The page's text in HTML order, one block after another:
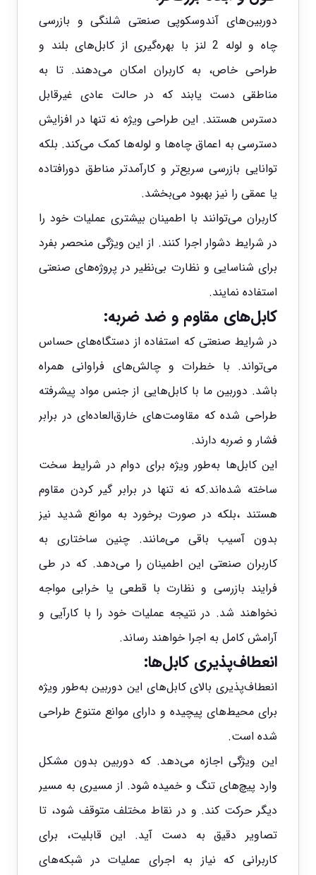
دوربین‌های آندوسکوپی صنعتی شلنگی و بازرسی
چاه و لوله 2 لنز با بهره‌گیری از کابل‌های بلند و
طراحی خاص، به کاربران امکان می‌دهند. تا به
مناطقی دست یابند که در حالت عادی غیرقابل
دسترس هستند. این طراحی ویژه نه تنها در افزایش
دسترسی به اعماق چاه‌ها و لوله‌ها کمک می‌کند. بلکه
توانایی بازرسی سریع‌تر و کارآمدتر مناطق دورافتاده
یا عمقی را نیز بهبود می‌بخشد.
کاربران می‌توانند با اطمینان بیشتری عملیات خود را
در شرایط دشوار اجرا کنند. از این ویژگی منحصر بفرد
برای شناسایی و نظارت بی‌نظیر در پروژه‌های صنعتی
استفاده نمایند.
کابل‌های مقاوم و ضد ضربه:
در شرایط صنعتی که استفاده از دستگاه‌های حساس
می‌تواند. با خطرات و چالش‌های فراوانی همراه
باشد. دوربین ما با کابل‌هایی از جنس مواد پیشرفته
طراحی شده که مقاومت‌های خارق‌العاده‌ای در برابر
فشار و ضربه دارند.
این کابل‌ها به‌طور ویژه برای دوام در شرایط سخت
ساخته شده‌اند.که نه تنها در برابر گیر کردن مقاوم
هستند ،بلکه در صورت برخورد به موانع شدید نیز
بدون آسیب باقی می‌مانند. چنین ساختاری به
کاربران صنعتی این اطمینان را می‌دهد. که در طی
فرایند بازرسی و نظارت با قطعی یا خرابی مواجه
نخواهند شد. در نتیجه عملیات خود را با کارآیی و
آرامش کامل به اجرا خواهند رساند.
انعطاف‌پذیری کابل‌ها:
انعطاف‌پذیری بالای کابل‌های این دوربین به‌طور ویژه
برای محیط‌های پیچیده و دارای موانع متنوع طراحی
شده است.
این ویژگی اجازه می‌دهد. که دوربین بدون مشکل
وارد پیچ‌های تنگ و خمیده شود. از مسیری به مسیر
دیگر حرکت کند. و در نقاط مختلف متوقف شود، تا
تصاویر دقیق به دست آید. این قابلیت، برای
کاربرانی که نیاز به اجرای عملیات در شبکه‌های